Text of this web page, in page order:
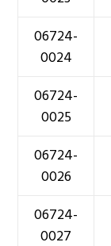
06724-
0024
06724-
0025
06724-
0026
06724-
0027